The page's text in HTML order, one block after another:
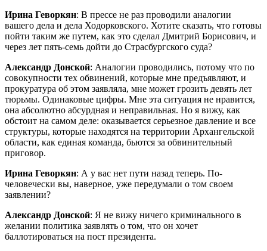
Ирина Геворкян: В прессе не раз проводили аналогии
вашего дела и дела Ходорковского. Хотите сказать, что готовы
пойти таким же путем, как это сделал Дмитрий Борисович, и
через лет пять-семь дойти до Страсбургского суда?
Александр Донской: Аналогии проводились, потому что по
совокупности тех обвинений, которые мне предъявляют, и
прокуратура об этом заявляла, мне может грозить девять лет
тюрьмы. Одинаковые цифры. Мне эта ситуация не нравится,
она абсолютно абсурдная и неправильная. Но я вижу, как
обстоит на самом деле: оказывается серьезное давление и все
структуры, которые находятся на территории Архангельской
области, как единая команда, бьются за обвинительный
приговор.
Ирина Геворкян: А у вас нет пути назад теперь. По-
человечески вы, наверное, уже передумали о том своем
заявлении?
Александр Донской: Я не вижу ничего криминального в
желании политика заявлять о том, что он хочет
баллотироваться на пост президента.